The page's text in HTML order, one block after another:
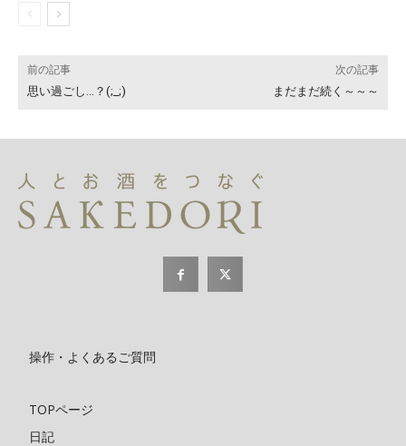
前の記事
思い過ごし…？(;_;)
次の記事
まだまだ続く～～～
操作・よくあるご質問
TOPページ
日記